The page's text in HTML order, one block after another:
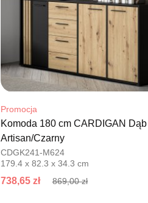
Promocja
Komoda 180 cm CARDIGAN Dąb
Artisan/Czarny
CDGK241-M624
179.4 x 82.3 x 34.3 cm
738,65 zł 869,00 zł